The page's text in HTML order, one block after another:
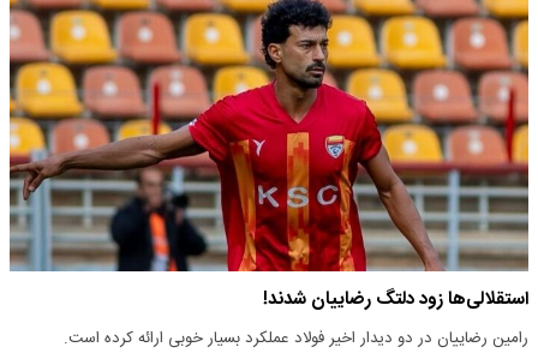
استقلالی‌ها زود دلتگ رضاییان شدند!
رامین رضاییان در دو دیدار اخیر فولاد عملکرد بسیار خوبی ارائه کرده است.